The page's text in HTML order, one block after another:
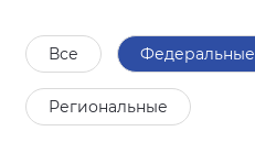
Все Федеральные
Региональные